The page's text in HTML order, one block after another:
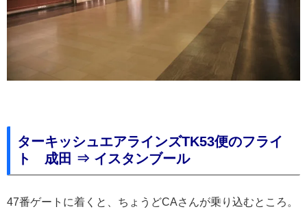
ターキッシュエアラインズTK53便のフライ
ト 成田 ⇒ イスタンブール
47番ゲートに着くと、ちょうどCAさんが乗り込むところ。